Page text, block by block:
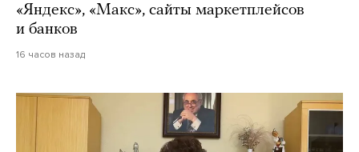
«Яндекс», «Макс», сайты маркетплейсов
и банков
16 часов назад